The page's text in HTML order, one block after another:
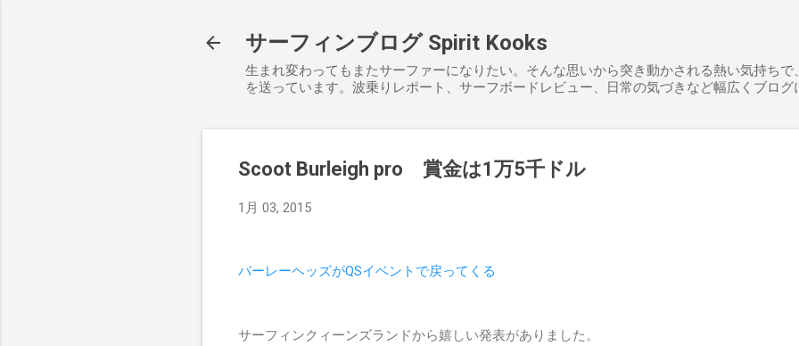
サーフィンブログ Spirit Kooks
生まれ変わってもまたサーファーになりたい。そんな思いから突き動かされる熱い気持ちで
を送っています。波乗りレポート、サーフボードレビュー、日常の気づきなど幅広くブログ
Scoot Burleigh pro 賞金は1万5千ドル
1月 03, 2015
バーレーヘッズがQSイベントで戻ってくる
サーフィンクィーンズランドから嬉しい発表がありました。